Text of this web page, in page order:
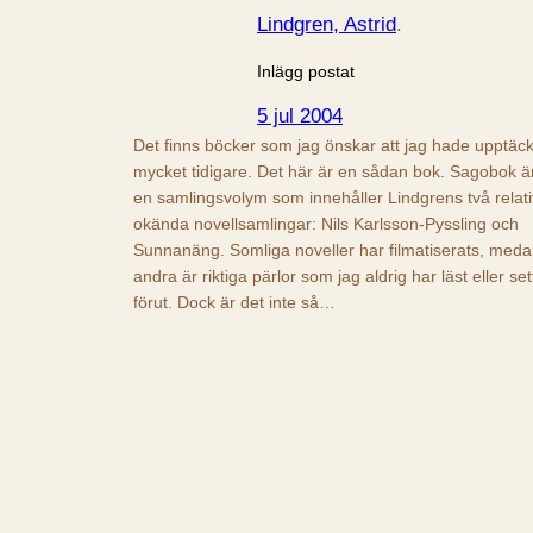
Lindgren, Astrid.
Inlägg postat
5 jul 2004
Det finns böcker som jag önskar att jag hade
mycket tidigare. Det här är en sådan bok. Sagobok
en samlingsvolym som innehåller Lindgrens två
okända novellsamlingar: Nils Karlsson-Pyssling och
Sunnanäng. Somliga noveller har filmatiserats,
andra är riktiga pärlor som jag aldrig har läst eller
förut. Dock är det inte så…